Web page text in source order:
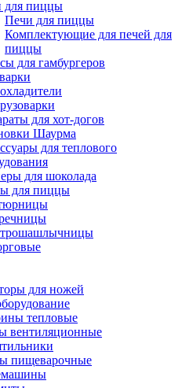
для пиццы
Печи для пиццы
Комплектующие для печей для
пиццы
для гамбургеров
для хот-догов
Шаурма
для теплового
для шоколада
для пиццы
для ножей
тепловые
вентиляционные
пищеварочные